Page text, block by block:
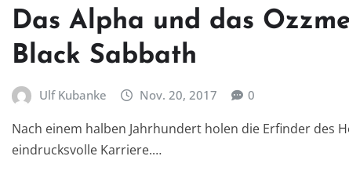
Das Alpha und das
Black Sabbath
Ulf Kubanke Nov. 20, 2017 0
Nach einem halben Jahrhundert holen die Erfinder des
eindrucksvolle Karriere.…